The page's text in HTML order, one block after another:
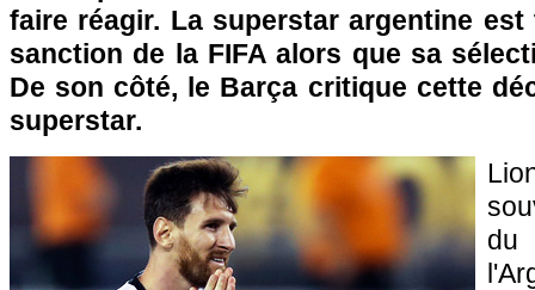
faire réagir. La superstar argentine
sanction de la FIFA alors que sa
De son côté, le Barça critique cette
superstar.